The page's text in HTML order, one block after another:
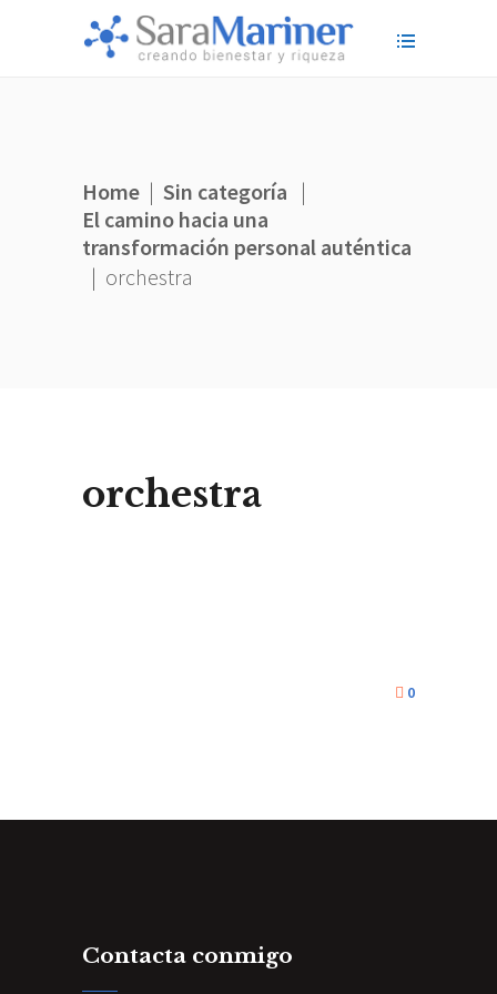
Home | Sin categoría |
El camino hacia una
transformación personal auténtica
| orchestra
orchestra
0
Contacta conmigo